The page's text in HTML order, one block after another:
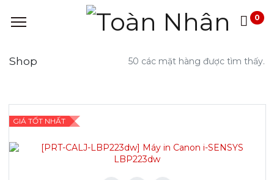
0
Shop 50 các mặt hàng được tìm thấy.
GIÁ TỐT NHẤT